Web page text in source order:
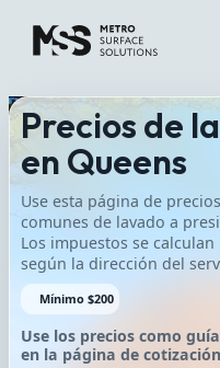
Precios de
en Queens
Use esta página de
comunes de lavado a
Los impuestos se
según la dirección del
Mínimo $200
Use los precios como
en la página de